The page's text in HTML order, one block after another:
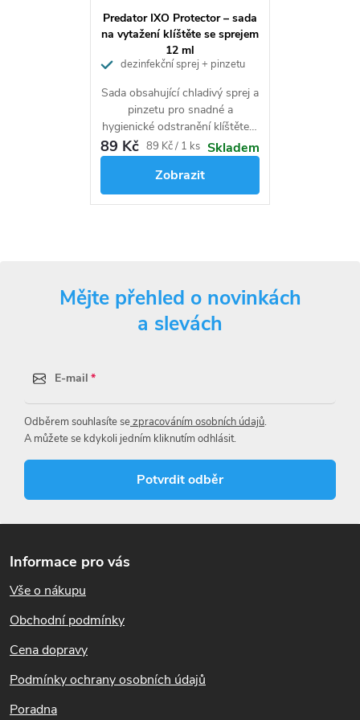
Nepoužívejte pro děti do 3 let. Uchovávejte mimo dosah dětí.
na obalu a připojené informace na výrobku.
Nekopírujte texty ani fotografie.
Tento text je chráněn autorským zákonem. K jeho použití
potřebujete předchozí písemný souhlas redakce webu
www.potapnicek.cz
Predator IXO Protector – sada
na vytažení klíštěte se sprejem
12 ml
dezinfekční sprej + pinzetu
Sada obsahující chladivý sprej a
pinzetu pro snadné a
hygienické odstranění klíštěte z
pokožky.
89 Kč Měrná
89 Kč / 1 ks Skladem
Zobrazit
Mějte přehled o novinkách
a slevách
E-mail
Odběrem souhlasíte sezpracováním osobních údajů.
A můžete se kdykoli jedním kliknutím odhlásit.
Potvrdit odběr
Informace pro vás
Vše o nákupu
Obchodní podmínky
Cena dopravy
Podmínky ochrany osobních údajů
Poradna